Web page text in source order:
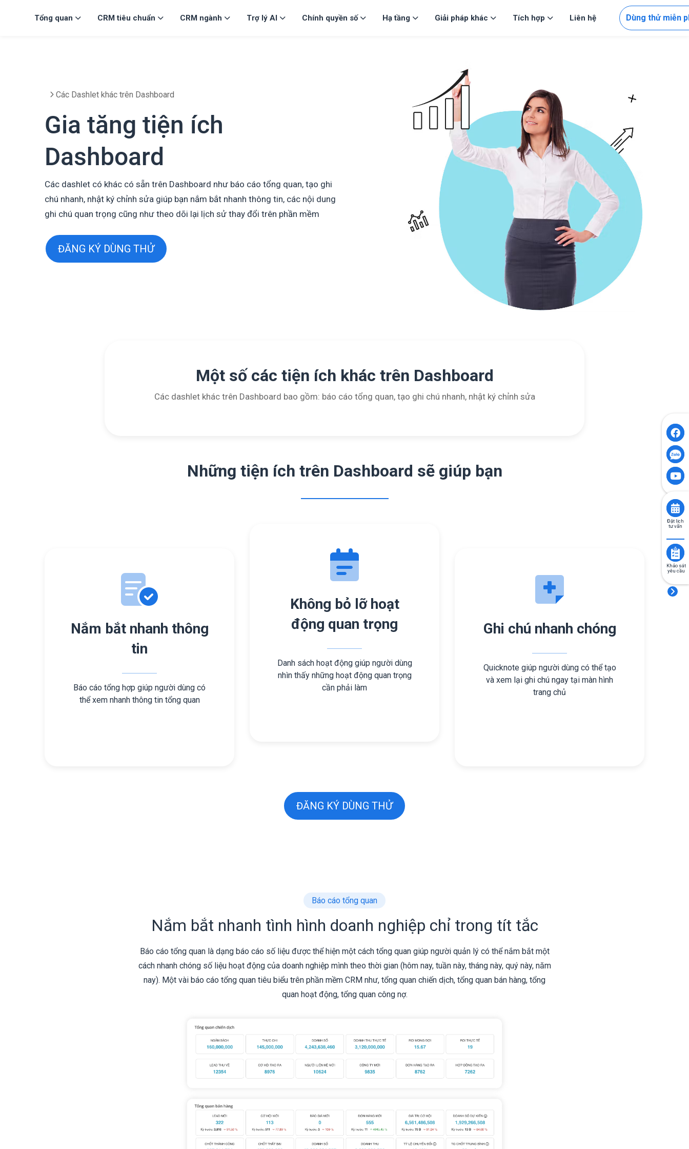
Tổng quan CRM tiêu chuẩn CRM ngành Trợ lý AI Chính quyền số Hạ tầng Giải pháp khác Tích hợp Liên hệ Dùng thử miễn
Các Dashlet khác trên Dashboard
Gia tăng tiện ích
Dashboard
Các dashlet có khác có sẵn trên Dashboard như báo cáo tổng quan, tạo ghi
chú nhanh, nhật ký chỉnh sửa giúp bạn nắm bắt nhanh thông tin, các nội dung
ghi chú quan trọng cũng như theo dõi lại lịch sử thay đổi trên phần mềm
ĐĂNG KÝ DÙNG THỬ
Một số các tiện ích khác trên Dashboard
Các dashlet khác trên Dashboard bao gồm: báo cáo tổng quan, tạo ghi chú nhanh, nhật ký chỉnh sửa
Những tiện ích trên Dashboard sẽ giúp bạn
Nắm bắt nhanh thông
tin
Báo cáo tổng hợp giúp người dùng có
thể xem nhanh thông tin tổng quan
Không bỏ lỡ hoạt
động quan trọng
Danh sách hoạt động giúp người dùng
nhìn thấy những hoạt động quan trọng
cần phải làm
Ghi chú nhanh chóng
Quicknote giúp người dùng có thể tạo
và xem lại ghi chú ngay tại màn hình
trang chủ
ĐĂNG KÝ DÙNG THỬ
Báo cáo tổng quan
Nắm bắt nhanh tình hình doanh nghiệp chỉ trong tít tắc
Báo cáo tổng quan là dạng báo cáo số liệu được thể hiện một cách tổng quan giúp người quản lý có thể nắm bắt một
cách nhanh chóng số liệu hoạt động của doanh nghiệp mình theo thời gian (hôm nay, tuần này, tháng này, quý này, năm
nay). Một vài báo cáo tổng quan tiêu biểu trên phần mềm CRM như, tổng quan chiến dịch, tổng quan bán hàng, tổng
quan hoạt động, tổng quan công nợ.
Đặt lịch
tư vấn
Khảo sát
yêu cầu